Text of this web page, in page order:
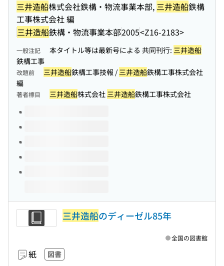
三井造船株式会社鉄構・物流事業本部, 三井造船鉄構
工事株式会社 編
三井造船鉄構・物流事業本部2005<Z16-2183>
一般注記 本タイトル等は最新号による 共同刊行: 三井造船
鉄構工事
改題前 三井造船鉄構工事技報 /三井造船鉄構工事株式会社
編
著者標目 三井造船株式会社 三井造船鉄構工事株式会社
このタイトルの巻号
三井造船のディーゼル85年
紙 図書
全国の図書館